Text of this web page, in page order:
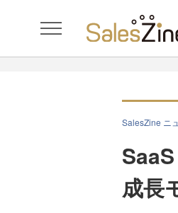
SalesZine ニ
成長